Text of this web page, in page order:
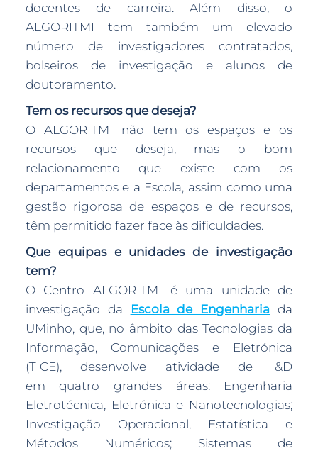
docentes de carreira. Além disso, o
ALGORITMI tem também um elevado
número de investigadores contratados,
bolseiros de investigação e alunos de
doutoramento.
Tem os recursos que deseja?
O ALGORITMI não tem os espaços e os
recursos que deseja, mas o bom
relacionamento que existe com os
departamentos e a Escola, assim como uma
gestão rigorosa de espaços e de recursos,
têm permitido fazer face às dificuldades.
Que equipas e unidades de investigação
tem?
O Centro ALGORITMI é uma unidade de
investigação da
Escola de Engenharia da
UMinho, que, no âmbito das Tecnologias da
Informação, Comunicações e Eletrónica
(TICE), desenvolve atividade de I&D
em quatro grandes áreas: Engenharia
Eletrotécnica, Eletrónica e Nanotecnologias;
Investigação Operacional, Estatística e
Métodos Numéricos; Sistemas de